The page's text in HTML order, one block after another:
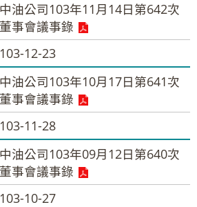
中油公司103年11月14日第642次
董事會議事錄
103-12-23
中油公司103年10月17日第641次
董事會議事錄
103-11-28
中油公司103年09月12日第640次
董事會議事錄
103-10-27